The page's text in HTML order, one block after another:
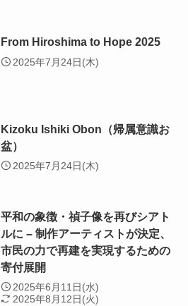
From Hiroshima to Hope 2025
2025年7月24日(木)
Kizoku Ishiki Obon（帰属意識お
盆）
2025年7月24日(木)
平和の象徴・禎子像を再びシアト
ルに – 制作アーティストが決定、
市民の力で再建を実現するための
寄付展開
2025年6月11日(水)
2025年8月12日(火)